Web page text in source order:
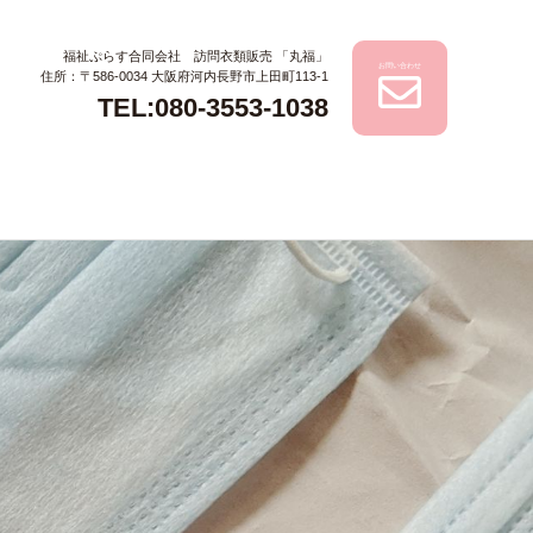
福祉ぷらす合同会社 訪問衣類販売 「丸福」
住所：〒586-0034 大阪府河内長野市上田町113-1
TEL:080-3553-1038
お問い合わせ